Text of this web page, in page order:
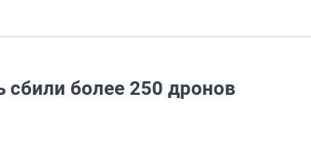
сбили более 250 дронов